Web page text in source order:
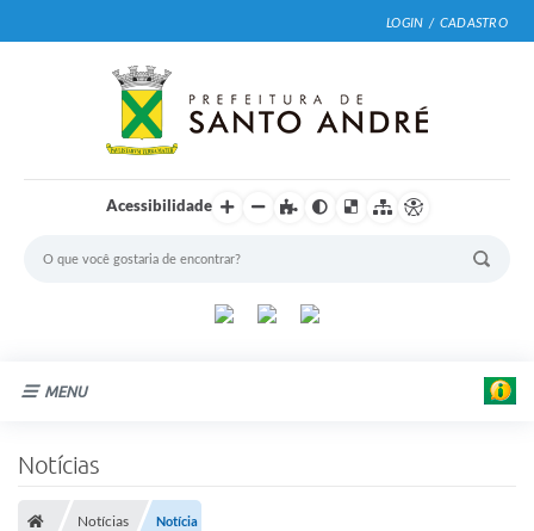
LOGIN / CADASTRO
Acessibilidade
MENU
Notícias
Notícias Notícia